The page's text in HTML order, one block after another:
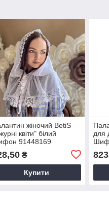
жіночий BetiS
квіти" білий
91448169
₴
Купити
для
823